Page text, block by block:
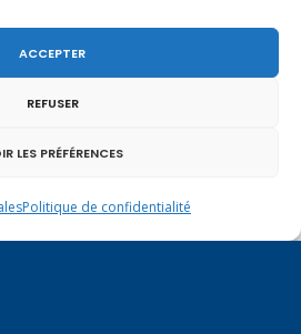
ACCEPTER
REFUSER
LES PRÉFÉRENCES
Politique de confidentialité
et plus particulièrement aux
avec lesquels la Haute-Savoie
soir pas comme les autres à
de la Parapharmacie Le Chardon